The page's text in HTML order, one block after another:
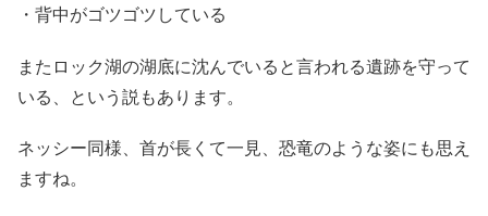
・背中がゴツゴツしている
またロック湖の湖底に沈んでいると言われる遺跡を守って
いる、という説もあります。
ネッシー同様、首が長くて一見、恐竜のような姿にも思え
ますね。